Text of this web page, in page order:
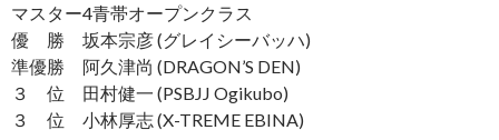
マスター4青帯オープンクラス
優 勝 坂本宗彦 (グレイシーバッハ)
準優勝 阿久津尚 (DRAGON’S DEN)
３ 位 田村健一 (PSBJJ Ogikubo)
３ 位 小林厚志 (X-TREME EBINA)